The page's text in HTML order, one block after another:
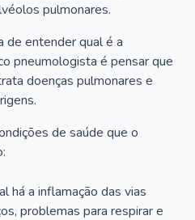
pulmonares.
de entender qual é a
pneumologista é pensar que
doenças pulmonares e
de saúde que o
há a inflamação das vias
problemas para respirar e